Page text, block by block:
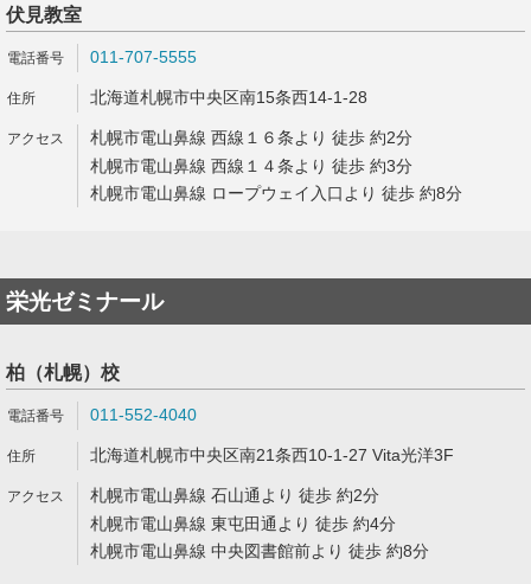
伏見教室
011-707-5555
北海道札幌市中央区南15条西14-1-28
札幌市電山鼻線 西線１６条より 徒歩 約2分
札幌市電山鼻線 西線１４条より 徒歩 約3分
札幌市電山鼻線 ロープウェイ入口より 徒歩 約8分
栄光ゼミナール
柏（札幌）校
011-552-4040
北海道札幌市中央区南21条西10-1-27 Vita光洋3F
札幌市電山鼻線 石山通より 徒歩 約2分
札幌市電山鼻線 東屯田通より 徒歩 約4分
札幌市電山鼻線 中央図書館前より 徒歩 約8分